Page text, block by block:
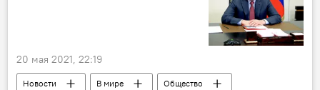
20 мая 2021, 22:19
Новости В мире
Общество